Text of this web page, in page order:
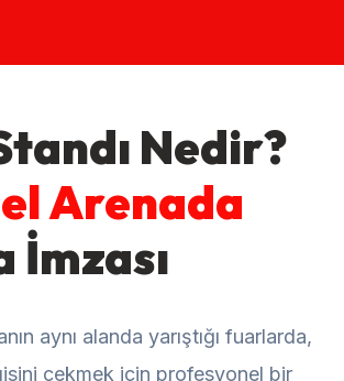
Nedir?
Arenada
İmzası
aynı alanda yarıştığı fuarlarda,
çekmek için profesyonel bir